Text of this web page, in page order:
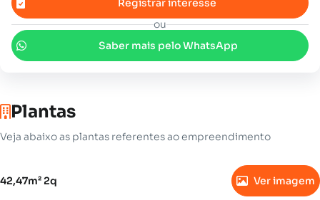
Registrar interesse
ou
Saber mais pelo WhatsApp
Plantas
Veja abaixo as plantas referentes ao empreendimento
42,47m² 2q Ver imagem